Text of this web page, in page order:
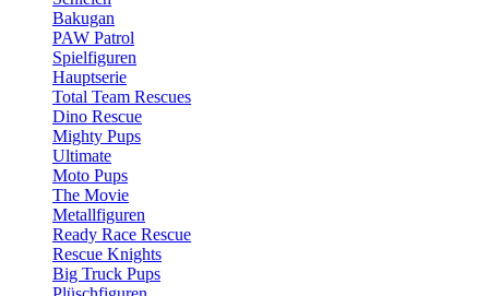
Bakugan
PAW Patrol
Spielfiguren
Hauptserie
Total Team Rescues
Dino Rescue
Mighty Pups
Ultimate
Moto Pups
The Movie
Metallfiguren
Ready Race Rescue
Rescue Knights
Big Truck Pups